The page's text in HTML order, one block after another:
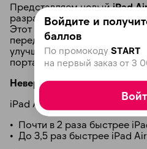
Представляем новыйiPad
разработанного с
Этот чип впервые в линейке
передовую графическую
улучшая
портативности.
Невероятная
iPad Air с M3 в разы
• Почти в 2 раза быстрее
• До 3,5 раз быстрее iPad
Войдите и
баллов
По промокоду START
на первый заказ от 3